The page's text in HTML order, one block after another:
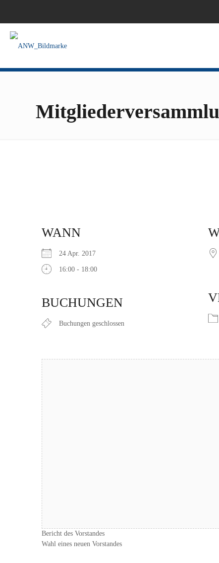
WANN
24 Apr. 2017
16:00 - 18:00
BUCHUNGEN
Buchungen geschlossen
Top Themen:
Bericht des Vorstandes
Wahl eines neuen Vorstandes